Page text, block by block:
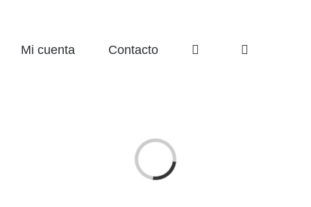
Mi cuenta Contacto
Cargando...